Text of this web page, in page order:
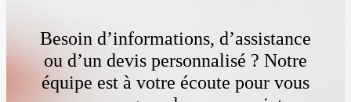
Besoin d’informations, d’assistance
ou d’un devis personnalisé ? Notre
équipe est à votre écoute pour vous